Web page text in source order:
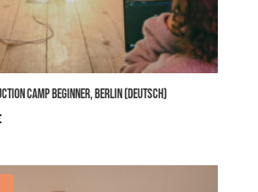
CAMP Beginner, Berlin (deutsch)
Aktueller